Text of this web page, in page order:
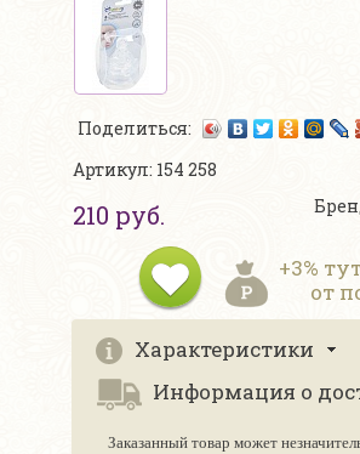
Поделиться:
Артикул: 154 258
210 руб.
+3%
от
Характеристики
Информация о
Заказанный товар может